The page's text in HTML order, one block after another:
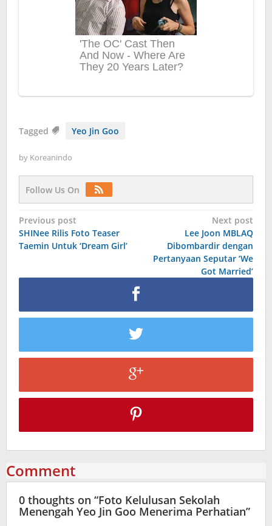
Tagged Yeo Jin Goo
by Koreanindo
Follow Us On
Post
navigation
Previous post
SHINee Rilis Foto Teaser
Taemin Untuk ‘Dream Girl’
Next post
Lee Joon MBLAQ
Dibombardir dengan
Pertanyaan Seputar ‘We
Got Married’
Comment
0 thoughts on “Foto Kelulusan Sekolah
Menengah Yeo Jin Goo Menerima Perhatian”